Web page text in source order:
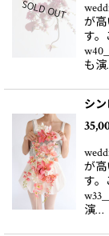
が
す。
w40
も
シ
が
す。
w33
演…